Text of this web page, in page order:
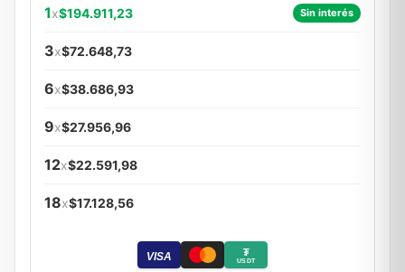
1x$194.911,23 Sin interés
3x$72.648,73
6x$38.686,93
9x$27.956,96
12x$22.591,98
18x$17.128,56
VISA ₮
USDT